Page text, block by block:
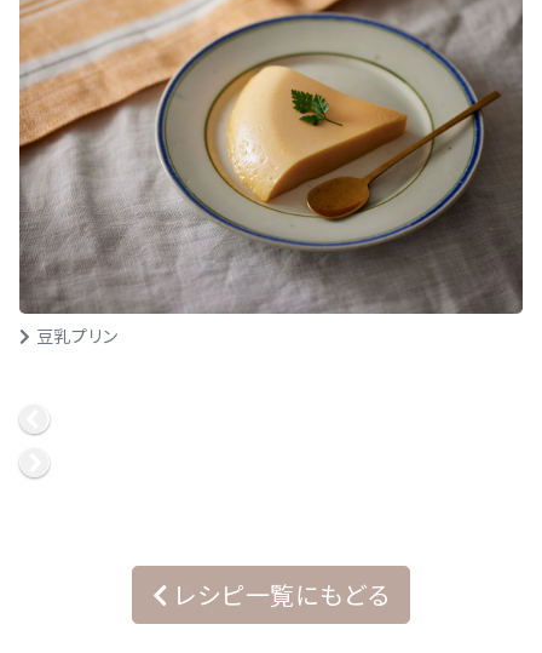
豆乳プリン
レシピ一覧にもどる